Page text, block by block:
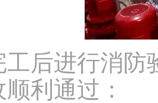
工后进行消防
利通过：